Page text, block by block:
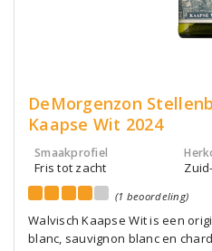
DeMorgenzon
Kaapse Wit 2024
Smaakprofiel
Fris tot zacht
(1 beoordeling)
Walvisch Kaapse Wit is een
blanc, sauvignon blanc en